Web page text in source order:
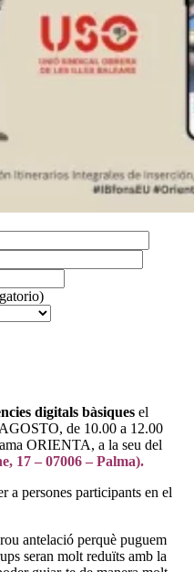
digitals bàsiques el
de 10.00 a 12.00
ORIENTA, a la seu del
17 – 07006 – Palma).
a persones participants en el
antelació perquè puguem
seran molt reduïts amb la